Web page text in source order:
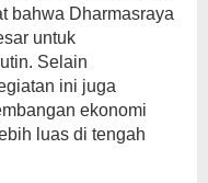
bahwa Dharmasraya
untuk
Selain
ini juga
ekonomi
luas di tengah